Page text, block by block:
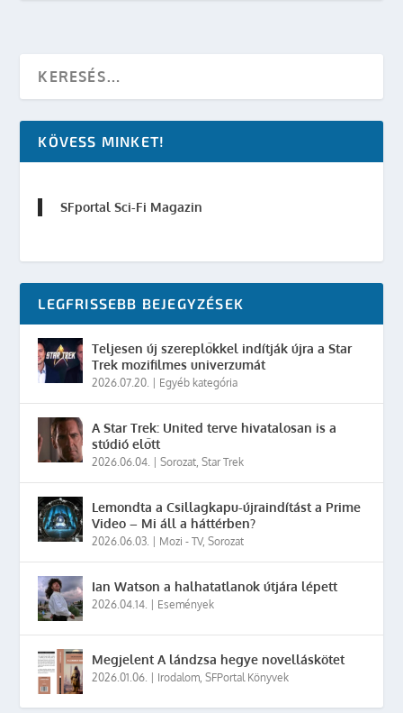
KÖVESS MINKET!
SFportal Sci-Fi Magazin
LEGFRISSEBB BEJEGYZÉSEK
Teljesen új szereplőkkel indítják újra a Star
Trek mozifilmes univerzumát
2026.07.20. Egyéb kategória
A Star Trek: United terve hivatalosan is a
stúdió előtt
2026.06.04. |Sorozat ,Star Trek
Lemondta a Csillagkapu-újraindítást a Prime
Video – Mi áll a háttérben?
2026.06.03. Mozi - TV,Sorozat
Ian Watson a halhatatlanok útjára lépett
2026.04.14. Események
Megjelent A lándzsa hegye novelláskötet
2026.01.06. Irodalom ,SFPortal Könyvek